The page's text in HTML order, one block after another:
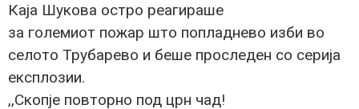
Каја Шукова остро реагираше
за големиот пожар што попладнево изби во
селото Трубарево и беше проследен со серија
експлозии.
,,Скопје повторно под црн чад!